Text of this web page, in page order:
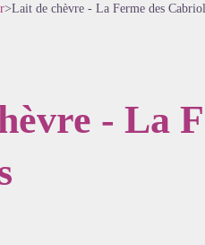
>Lait de chèvre - La Ferme des
- La